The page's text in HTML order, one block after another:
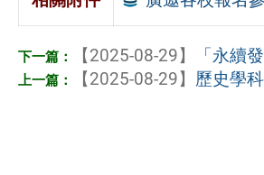
【2025-08-29】
「永續
【2025-08-29】 歷史學